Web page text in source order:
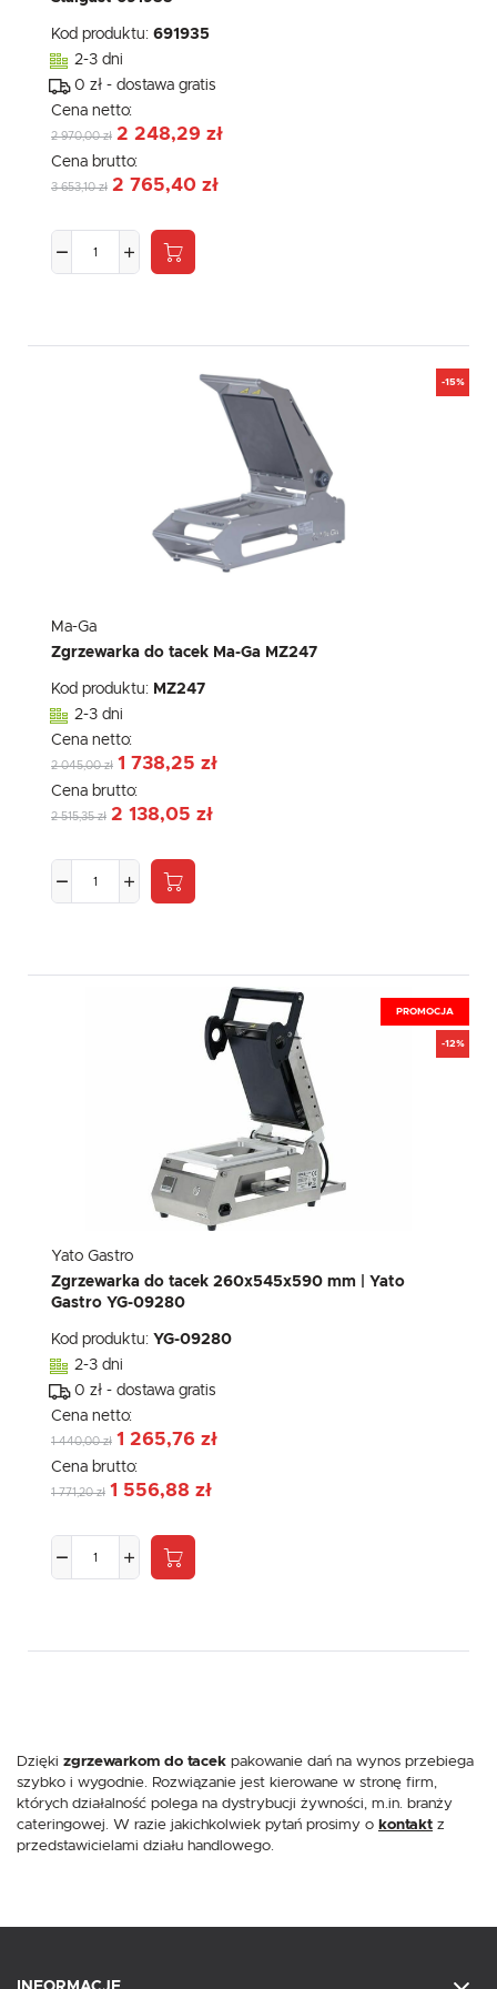
Kod produktu: 691935
2-3 dni
0 zł - dostawa gratis
Cena netto:
2 970,00 zł 2 248,29 zł
Cena brutto:
3 653,10 zł 2 765,40 zł
-15%
Ma-Ga
Zgrzewarka do tacek Ma-Ga MZ247
Kod produktu: MZ247
2-3 dni
Cena netto:
2 045,00 zł 1 738,25 zł
Cena brutto:
2 515,35 zł 2 138,05 zł
PROMOCJA
-12%
Yato Gastro
Zgrzewarka do tacek 260x545x590 mm | Yato
Gastro YG-09280
Kod produktu: YG-09280
2-3 dni
0 zł - dostawa gratis
Cena netto:
1 440,00 zł 1 265,76 zł
Cena brutto:
1 771,20 zł 1 556,88 zł
Dzięki zgrzewarkom do tacek pakowanie dań na wynos przebiega
szybko i wygodnie. Rozwiązanie jest kierowane w stronę firm,
których działalność polega na dystrybucji żywności, m.in. branży
cateringowej. W razie jakichkolwiek pytań prosimy o kontakt z
przedstawicielami działu handlowego.